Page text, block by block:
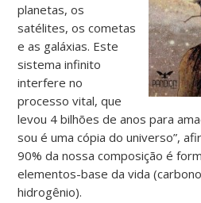
planetas, os
satélites, os cometas
e as galáxias. Este
sistema infinito
interfere no
processo vital, que
levou 4 bilhões de anos para
sou é uma cópia do universo”,
90% da nossa composição é
elementos-base da vida
hidrogênio).